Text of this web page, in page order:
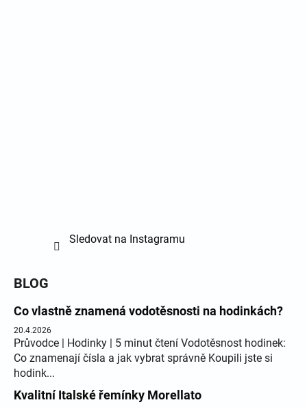
Sledovat na Instagramu
BLOG
Co vlastně znamená vodotěsnosti na hodinkách?
20.4.2026
Průvodce | Hodinky | 5 minut čtení Vodotěsnost hodinek:
Co znamenají čísla a jak vybrat správně Koupili jste si
hodink...
Kvalitní Italské řemínky Morellato